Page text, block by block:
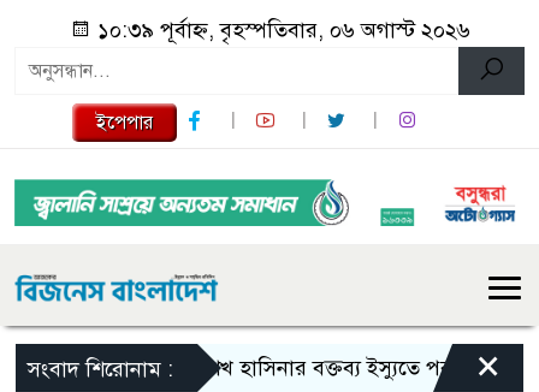
১০:৩৯ পূর্বাহ্ন, বৃহস্পতিবার, ০৬ অগাস্ট ২০২৬
ইপেপার
সংবাদ শিরোনাম :শেখ হাসিনার বক্তব্য ইস্যুতে পররাষ্ট্র ×